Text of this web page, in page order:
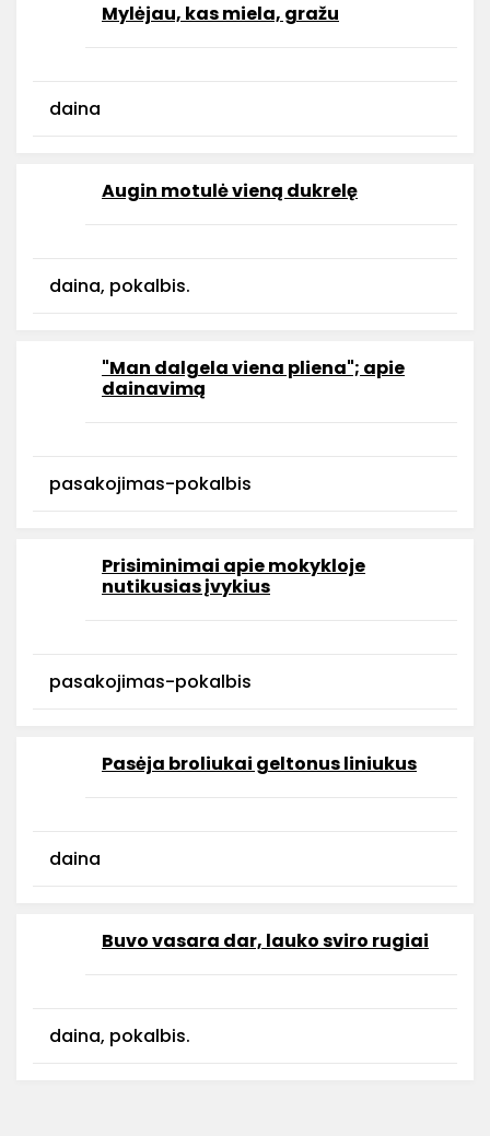
Mylėjau, kas miela, gražu
daina
Augin motulė vieną dukrelę
daina, pokalbis.
"Man dalgela viena pliena"; apie
dainavimą
pasakojimas-pokalbis
Prisiminimai apie mokykloje
nutikusias įvykius
pasakojimas-pokalbis
Pasėja broliukai geltonus liniukus
daina
Buvo vasara dar, lauko sviro rugiai
daina, pokalbis.